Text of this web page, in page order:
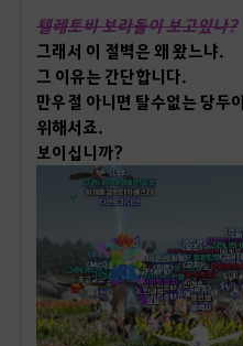
텔레토비 보라돌이 보고있나?
그래서 이 절벽은 왜 왔느냐.
그 이유는 간단합니다.
만우절 아니면 탈수없는 당두
위해서죠.
보이십니까?